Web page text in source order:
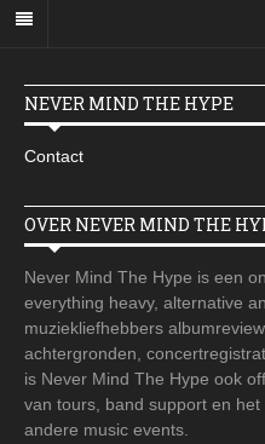
NEVER MIND THE HYPE
Contact
OVER NEVER MIND THE
Never Mind The Hype is een
everything heavy, alternative
muziekliefhebbers
achtergronden,
is Never Mind The Hype ook
van tours, band support en
andere music events.